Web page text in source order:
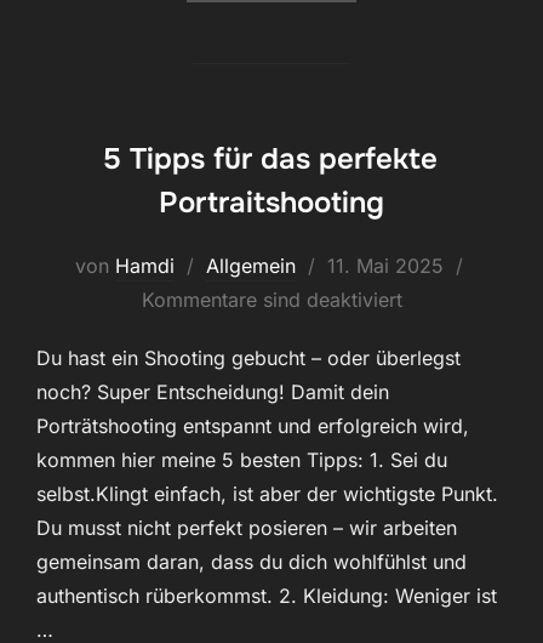
5 Tipps für das perfekte
Portraitshooting
von Hamdi Allgemein
Veröffentlicht
am
11. Mai 2025
Kommentare sind deaktiviert
Du hast ein Shooting gebucht – oder überlegst
noch? Super Entscheidung! Damit dein
Porträtshooting entspannt und erfolgreich wird,
kommen hier meine 5 besten Tipps: 1. Sei du
selbst.Klingt einfach, ist aber der wichtigste Punkt.
Du musst nicht perfekt posieren – wir arbeiten
gemeinsam daran, dass du dich wohlfühlst und
authentisch rüberkommst. 2. Kleidung: Weniger ist
…